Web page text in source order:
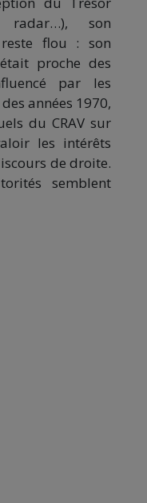
radar…), son
flou : son
proche des
par les
années 1970,
du CRAV sur
les intérêts
de droite.
semblent